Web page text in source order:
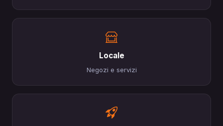
Locale
Negozi e servizi